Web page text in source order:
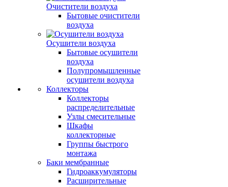
Очистители воздуха
Бытовые очистители
воздуха
Осушители воздуха
Бытовые осушители
воздуха
Полупромышленные
осушители воздуха
Коллекторы
Коллекторы
распределительные
Узлы смесительные
Шкафы
коллекторные
Группы быстрого
монтажа
Баки мембранные
Гидроаккумуляторы
Расширительные